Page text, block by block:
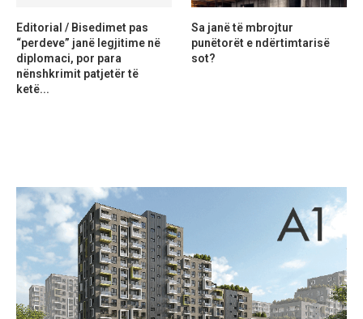
Editorial / Bisedimet pas
“perdeve” janë legjitime në
diplomaci, por para
nënshkrimit patjetër të
ketë...
Sa janë të mbrojtur
punëtorët e ndërtimtarisë
sot?